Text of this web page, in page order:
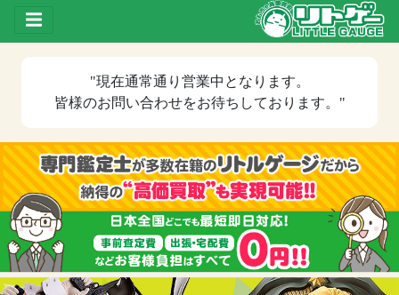
Toggle drawer
"現在通常通り営業中 となります。
皆様のお問い合わせをお待ちしております。"